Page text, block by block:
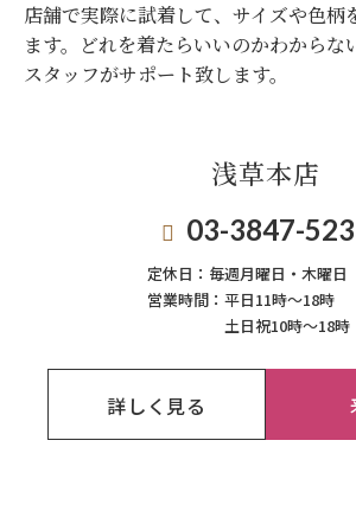
店舗で実際に試着して、サイズや色柄
ます。
どれを着たらいいのかわからな
スタッフがサポート致します。
浅草本店
03-3847-
定休日： 毎週月曜日・木曜日
営業時間： 平日11時～18時
土日祝10時～18時
詳しく見る